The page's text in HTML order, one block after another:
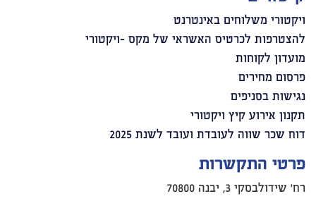
ויקטורי משלוחים באינטרנט
להצטרפות לכרטיס האשראי של מקס -ויקטורי
מועדון לקוחות
פרסום מחירים
נגישות בסניפים
תקנון אירוע קיץ ויקטורי
דוח שכר שווה לעובדת ועובד לשנת 2025
פרטי התקשרות
רח' שידולבסקי 3, יבנה 70800